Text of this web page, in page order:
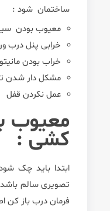
ساختمان شود :
معیوب بودن
خرابی پنل درب
خراب بودن
مشکل دار شدن
عمل نکردن قفل
معیوب
کشی :
ابتدا باید چک
تصویری سالم
فرمان درب باز کن